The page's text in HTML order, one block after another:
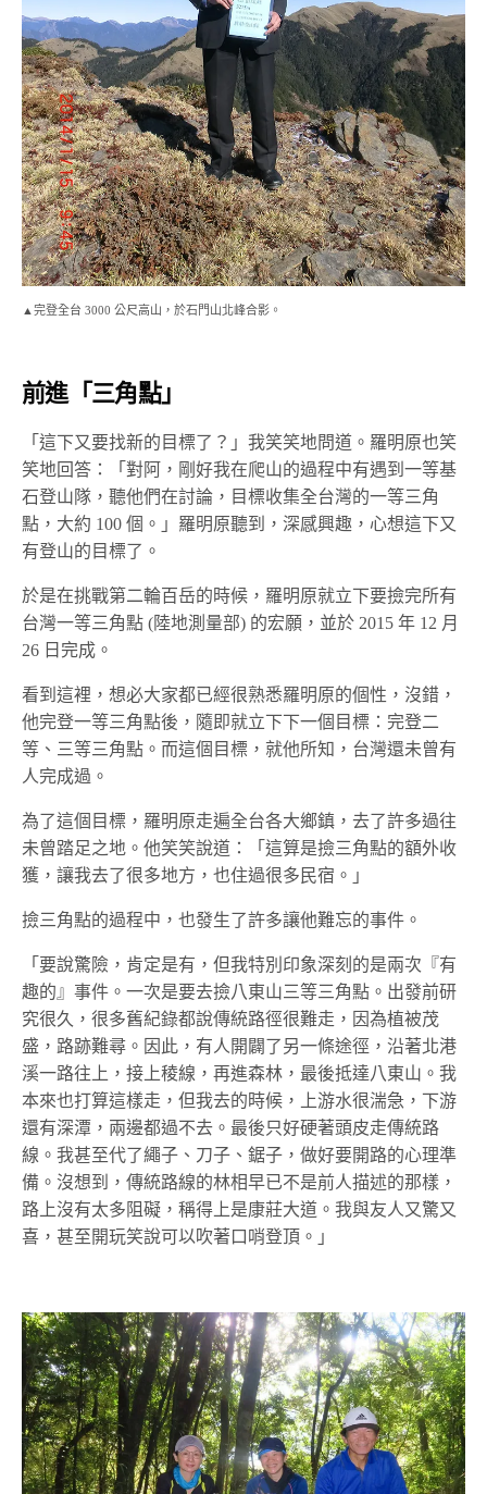
▲完登全台 3000 公尺高山，於石門山北峰合影。
前進「三角點」
「這下又要找新的目標了？」我笑笑地問道。羅明原也笑
笑地回答：「對阿，剛好我在爬山的過程中有遇到一等基
石登山隊，聽他們在討論，目標收集全台灣的一等三角
點，大約 100 個。」羅明原聽到，深感興趣，心想這下又
有登山的目標了。
於是在挑戰第二輪百岳的時候，羅明原就立下要撿完所有
台灣一等三角點 (陸地測量部) 的宏願，並於 2015 年 12 月
26 日完成。
看到這裡，想必大家都已經很熟悉羅明原的個性，沒錯，
他完登一等三角點後，隨即就立下下一個目標：完登二
等、三等三角點。而這個目標，就他所知，台灣還未曾有
人完成過。
為了這個目標，羅明原走遍全台各大鄉鎮，去了許多過往
未曾踏足之地。他笑笑說道：「這算是撿三角點的額外收
獲，讓我去了很多地方，也住過很多民宿。」
撿三角點的過程中，也發生了許多讓他難忘的事件。
「要說驚險，肯定是有，但我特別印象深刻的是兩次『有
趣的』事件。一次是要去撿八東山三等三角點。出發前研
究很久，很多舊紀錄都說傳統路徑很難走，因為植被茂
盛，路跡難尋。因此，有人開闢了另一條途徑，沿著北港
溪一路往上，接上稜線，再進森林，最後抵達八東山。我
本來也打算這樣走，但我去的時候，上游水很湍急，下游
還有深潭，兩邊都過不去。最後只好硬著頭皮走傳統路
線。我甚至代了繩子、刀子、鋸子，做好要開路的心理準
備。沒想到，傳統路線的林相早已不是前人描述的那樣，
路上沒有太多阻礙，稱得上是康莊大道。我與友人又驚又
喜，甚至開玩笑說可以吹著口哨登頂。」